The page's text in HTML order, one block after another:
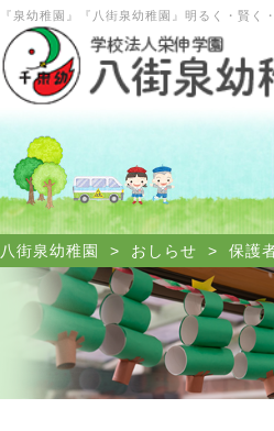
『泉幼稚園』『八街泉幼稚園』明るく・賢く
八街泉幼稚園 > おしらせ > 保護